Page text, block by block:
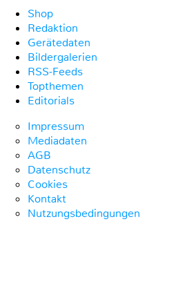
Shop
Redaktion
Gerätedaten
Bildergalerien
RSS-Feeds
Topthemen
Editorials
Impressum
Mediadaten
AGB
Datenschutz
Cookies
Kontakt
Nutzungsbedingungen